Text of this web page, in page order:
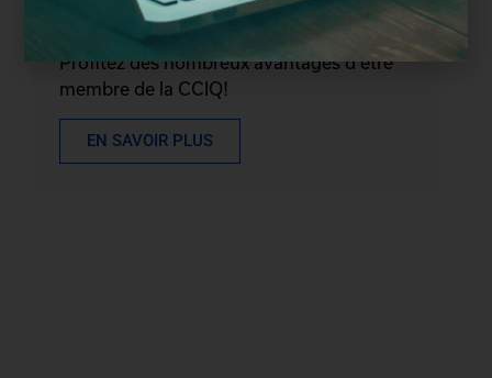
Devenez membre
Profitez des nombreux avantages d'être
membre de la CCIQ!
EN SAVOIR PLUS